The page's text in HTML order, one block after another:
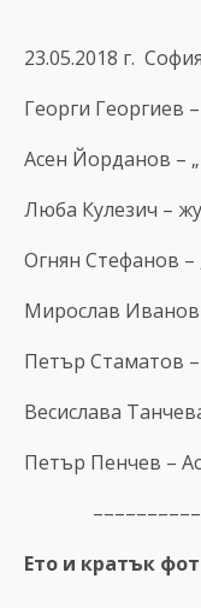
23.05.2018 г.
Георги Георгиев
Асен Йорданов –
Люба Кулезич –
Огнян Стефанов
Мирослав Иванов
Петър Стаматов –
Весислава
Петър Пенчев –
Ето и кратък